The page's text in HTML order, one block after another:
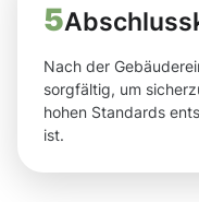
5
Nach der
sorgfältig, um
hohen Standards
ist.